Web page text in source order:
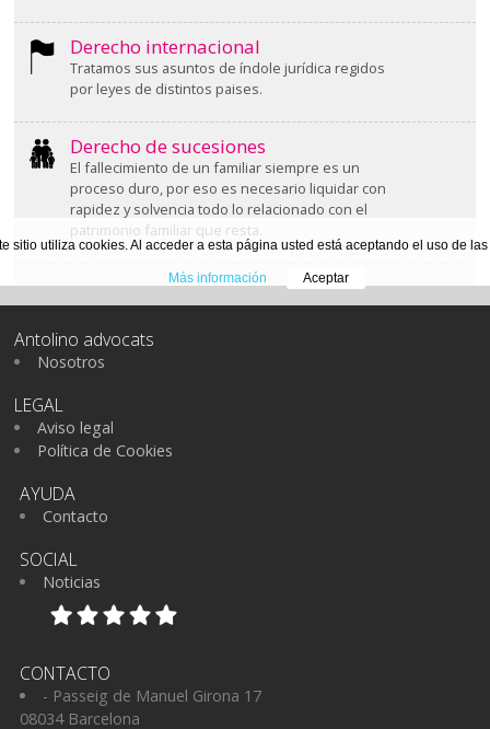
Derecho internacional
Tratamos sus asuntos de índole jurídica regidos
por leyes de distintos paises.
Derecho de sucesiones
El fallecimiento de un familiar siempre es un
proceso duro, por eso es necesario liquidar con
rapidez y solvencia todo lo relacionado con el
patrimonio familiar que resta.
Antolino advocats
Nosotros
LEGAL
Aviso legal
Política de Cookies
AYUDA
Contacto
SOCIAL
Noticias
CONTACTO
- Passeig de Manuel Girona 17
08034 Barcelona
sitio utiliza cookies. Al acceder a esta página usted está aceptando el uso de las
Más información Aceptar